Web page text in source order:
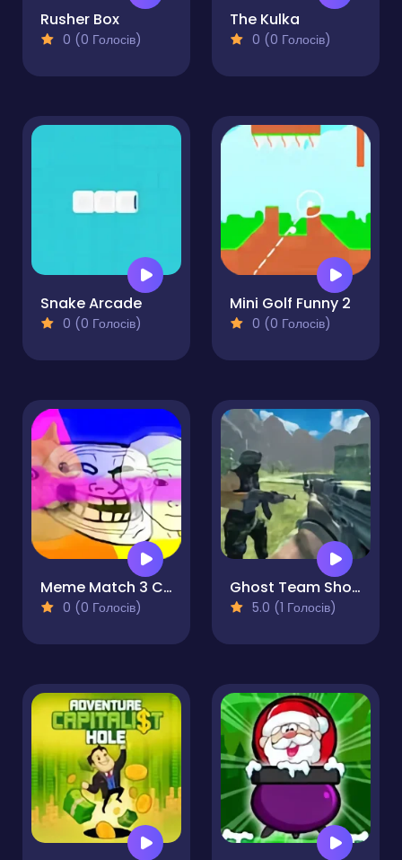
Rusher Box
0 (0 Голосів)
The Kulka
0 (0 Голосів)
Snake Arcade
0 (0 Голосів)
Mini Golf Funny 2
0 (0 Голосів)
Meme Match 3 Connect
0 (0 Голосів)
Ghost Team Shooter
5.0 (1 Голосів)